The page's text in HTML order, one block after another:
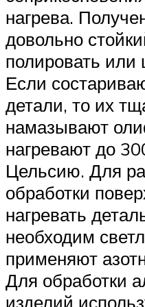
нагрева.
довольно
полировать
Если
детали, то их
намазывают
нагревают до
Цельсию. Для
обработки
нагревать
необходим
применяют
Для обработки
изделий